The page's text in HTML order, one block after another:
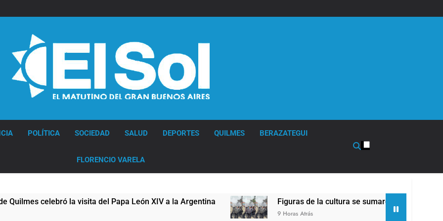
POLÍTICA SOCIEDAD SALUD DEPORTES QUILMES BERAZATEGUI
FLORENCIO VARELA
visita del Papa León XIV a la Argentina Figuras de la cultura se sumaron a la marcha frente al Congreso
9 Horas Atrás